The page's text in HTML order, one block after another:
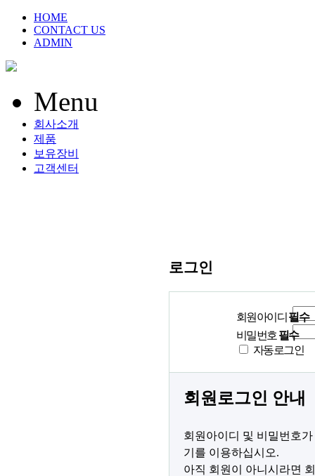
HOME
CONTACT US
ADMIN
Menu
회사소개
제품
보유장비
고객센터
로그인
회원아이디 필수
비밀번호 필수
자동로그인
회원로그인 안내
회원아이디 및 비밀번호
기를 이용하십시오.
아직 회원이 아니시라면